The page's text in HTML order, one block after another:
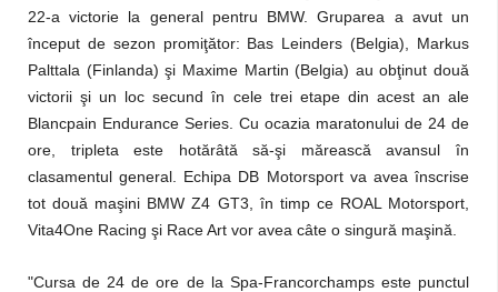
22-a victorie la general pentru BMW. Gruparea a avut un
început de sezon promiţător: Bas Leinders (Belgia), Markus
Palttala (Finlanda) şi Maxime Martin (Belgia) au obţinut două
victorii şi un loc secund în cele trei etape din acest an ale
Blancpain Endurance Series. Cu ocazia maratonului de 24 de
ore, tripleta este hotărâtă să-şi mărească avansul în
clasamentul general. Echipa DB Motorsport va avea înscrise
tot două maşini BMW Z4 GT3, în timp ce ROAL Motorsport,
Vita4One Racing şi Race Art vor avea câte o singură maşină.
"Cursa de 24 de ore de la Spa-Francorchamps este punctul